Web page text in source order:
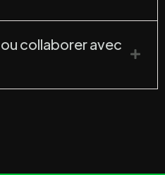
collaborer avec